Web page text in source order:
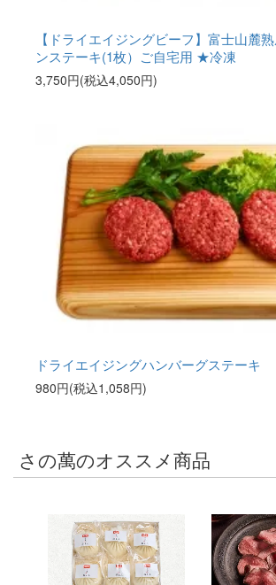
【ドライエイジングビーフ】富士山麓
ンステーキ(1枚）ご自宅用 ★冷凍
3,750円(税込4,050円)
ドライエイジングハンバーグステーキ
980円(税込1,058円)
さの萬のオススメ商品